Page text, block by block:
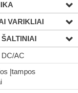
VARIKLIAI
DC/AC
Įtampos